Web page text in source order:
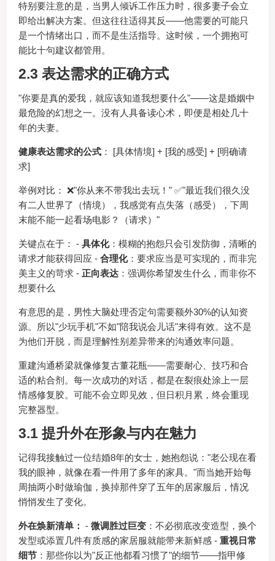
特别要注意的是，当男人倾诉工作压力时，很多妻子会立
即给出解决方案。但这往往适得其反——他需要的可能只
是一个情绪出口，而不是生活指导。这时候，一个拥抱可
能比十句建议都管用。
2.3 表达需求的正确方式
"你要是真的爱我，就应该知道我想要什么"——这是婚姻中
最危险的幻想之一。没有人具备读心术，即便是相处几十
年的夫妻。
健康表达需求的公式： [具体情境] + [我的感受] + [明确请
求]
举例对比： ❌"你从来不带我出去玩！" ✅"最近我们很久没
有二人世界了（情境），我感觉有点失落（感受），下周
末能不能一起看场电影？（请求）"
关键点在于： - 具体化：模糊的抱怨只会引发防御，清晰的
请求才能获得回应 - 合理化：要求应当是可实现的，而非完
美主义的苛求 - 正向表达：强调你希望发生什么，而非你不
想要什么
有意思的是，男性大脑处理否定句需要额外30%的认知资
源。所以"少玩手机"不如"陪我说会儿话"来得有效。这不是
为他们开脱，而是理解性别差异带来的沟通效率问题。
重建沟通桥梁就像修复古董花瓶——需要耐心、技巧和合
适的粘合剂。每一次成功的对话，都是在裂痕处涂上一层
情感修复胶。可能不会立即见效，但日积月累，终会重现
完整器型。
3.1 提升外在形象与内在魅力
记得我接触过一位结婚8年的女士，她抱怨说："老公现在看
我的眼神，就像在看一件用了多年的家具。"而当她开始每
周抽两小时做瑜伽，换掉那件穿了五年的居家服后，情况
悄悄发生了变化。
外在焕新清单： - 微调胜过巨变：不必彻底改变造型，换个
发型或添置几件有质感的家居服就能带来新鲜感 - 重视日常
细节：那些你以为"反正他都看习惯了"的细节——指甲修